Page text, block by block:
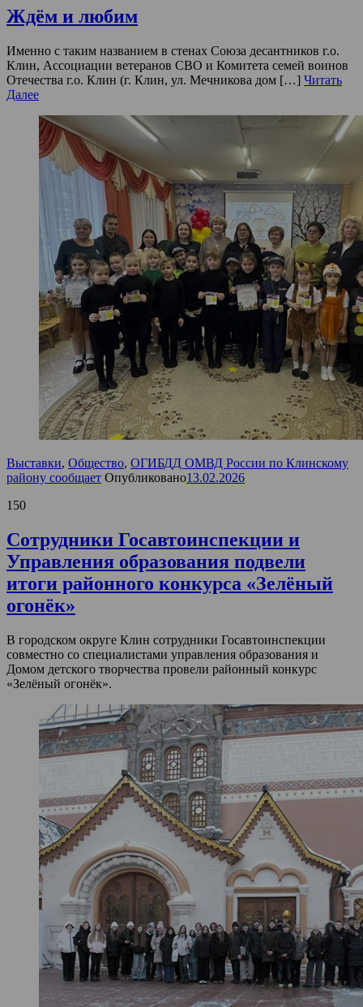
Ждём и любим
Именно с таким названием в стенах Союза десантников г.о.
Клин, Ассоциации ветеранов СВО и Комитета семей воинов
Отечества г.о. Клин (г. Клин, ул. Мечникова дом […] Читать
Далее
Выставки, Общество, ОГИБДД ОМВД России по Клинскому
району сообщает Опубликовано13.02.2026
150
Сотрудники Госавтоинспекции и
Управления образования подвели
итоги районного конкурса «Зелёный
огонёк»
В городском округе Клин сотрудники Госавтоинспекции
совместно со специалистами управления образования и
Домом детского творчества провели районный конкурс
«Зелёный огонёк».